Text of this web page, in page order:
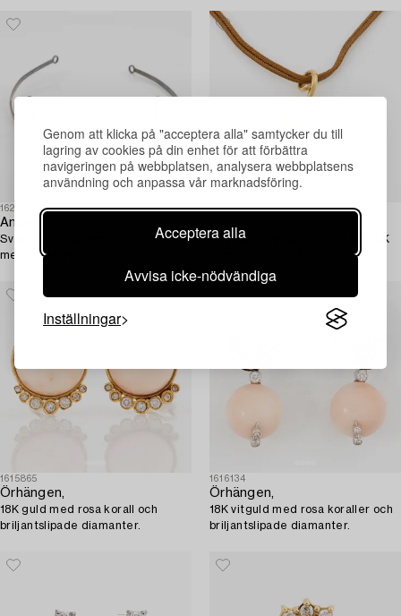
Genom att klicka på "acceptera alla" samtycker du till
lagring av cookies på din enhet för att förbättra
navigeringen på webbplatsen, analysera webbplatsens
användning och anpassa vår marknadsföring.
Acceptera alla
Avvisa icke-nödvändiga
Inställningar
1625315
Anders Högberg,
Sven-Erik Högberg, tiara, silver
med månsten.
1625606
Charlotte Lynggaard, hänge, 18K
1615865
Örhängen,
18K guld med rosa korall och
briljantslipade diamanter.
1616134
Örhängen,
18K vitguld med rosa koraller och
briljantslipade diamanter.